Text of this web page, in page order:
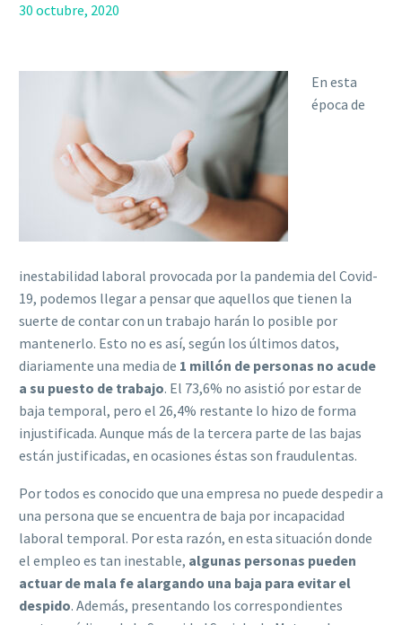
30 octubre, 2020
En esta
época de
inestabilidad laboral provocada por la pandemia del Covid-
19, podemos llegar a pensar que aquellos que tienen la
suerte de contar con un trabajo harán lo posible por
mantenerlo. Esto no es así, según los últimos datos,
diariamente una media de 1 millón de personas no acude
a su puesto de trabajo. El 73,6% no asistió por estar de
baja temporal, pero el 26,4% restante lo hizo de forma
injustificada. Aunque más de la tercera parte de las bajas
están justificadas, en ocasiones éstas son fraudulentas.
Por todos es conocido que una empresa no puede despedir a
una persona que se encuentra de baja por incapacidad
laboral temporal. Por esta razón, en esta situación donde
el empleo es tan inestable, algunas personas pueden
actuar de mala fe alargando una baja para evitar el
despido. Además, presentando los correspondientes